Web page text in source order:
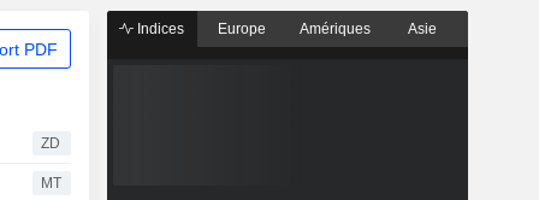
PDF
ZD
MT
Indices Europe Amériques Asie